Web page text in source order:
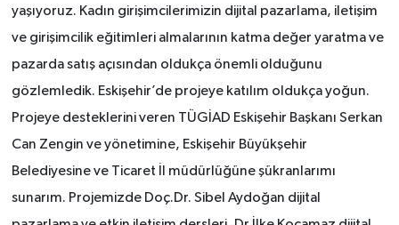
yaşıyoruz. Kadın girişimcilerimizin dijital pazarlama, iletişim
ve girişimcilik eğitimleri almalarının katma değer yaratma ve
pazarda satış açısından oldukça önemli olduğunu
gözlemledik. Eskişehir’de projeye katılım oldukça yoğun.
Projeye desteklerini veren TÜGİAD Eskişehir Başkanı Serkan
Can Zengin ve yönetimine, Eskişehir Büyükşehir
Belediyesine ve Ticaret İl müdürlüğüne şükranlarımı
sunarım. Projemizde Doç.Dr. Sibel Aydoğan dijital